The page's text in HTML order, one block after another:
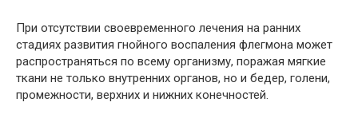
При отсутствии своевременного лечения на ранних
стадиях развития гнойного воспаления флегмона может
распространяться по всему организму, поражая мягкие
ткани не только внутренних органов, но и бедер, голени,
промежности, верхних и нижних конечностей.